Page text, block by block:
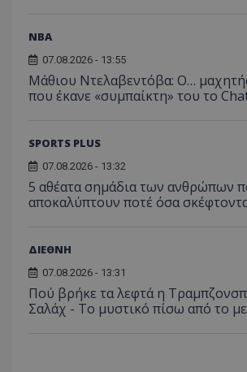
NBA
07.08.2026 - 13:55
Μάθιου Ντελαβεντόβα: Ο…
που έκανε «συμπαίκτη» του το
SPORTS PLUS
07.08.2026 - 13:32
5 αθέατα σημάδια των ανθρώπων
αποκαλύπτουν ποτέ όσα
ΔΙΕΘΝΗ
07.08.2026 - 13:31
Πού βρήκε τα λεφτά η
Σαλάχ - Το μυστικό πίσω από το